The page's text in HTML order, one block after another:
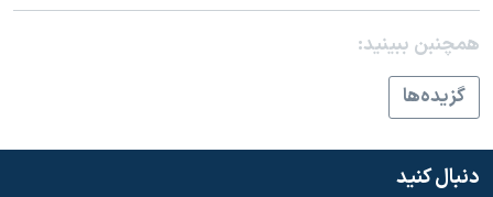
همچنبن ببینید:
گزيده‌ها
دنبال کنید